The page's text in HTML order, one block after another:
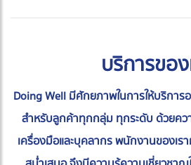
บริการของ
Doing Well มีศักยภาพในการให้บริกา
สำหรับลูกค้าทุกกลุ่ม ทุกระดับ ด้วยค
เครื่องมือและบุคลากร พนักงานของเ